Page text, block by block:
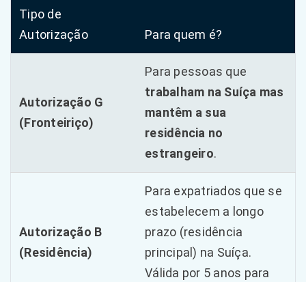
Tipo de
Autorização
Para quem é?
Autorização G
(Fronteiriço)
Para pessoas que
trabalham na Suíça mas
mantêm a sua
residência no
estrangeiro.
Autorização B
(Residência)
Para expatriados que se
estabelecem a longo
prazo (residência
principal) na Suíça.
Válida por 5 anos para